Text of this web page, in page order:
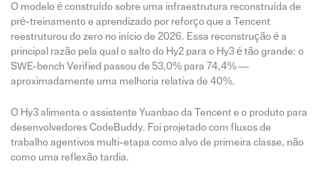
O modelo é construído sobre uma infraestrutura reconstruída de
pré-treinamento e aprendizado por reforço que a Tencent
reestruturou do zero no início de 2026. Essa reconstrução é a
principal razão pela qual o salto do Hy2 para o Hy3 é tão grande: o
SWE-bench Verified passou de 53,0% para 74,4% —
aproximadamente uma melhoria relativa de 40%.
O Hy3 alimenta o assistente Yuanbao da Tencent e o produto para
desenvolvedores CodeBuddy. Foi projetado com fluxos de
trabalho agentivos multi-etapa como alvo de primeira classe, não
como uma reflexão tardia.